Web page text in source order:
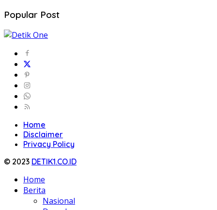
Popular Post
Home
Disclaimer
Privacy Policy
© 2023 DETIK1.CO.ID
Home
Berita
Nasional